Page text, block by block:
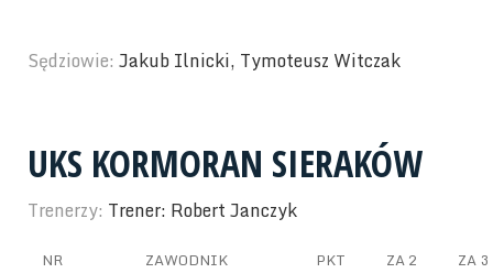
Sędziowie: Jakub Ilnicki, Tymoteusz Witczak
UKS KORMORAN SIERAKÓW
Trenerzy: Trener: Robert Janczyk
NR ZAWODNIK PKT ZA 2 ZA 3